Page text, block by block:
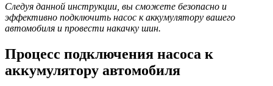
Следуя данной инструкции, вы сможете безопасно и
эффективно подключить насос к аккумулятору вашего
автомобиля и провести накачку шин.
Процесс подключения насоса к
аккумулятору автомобиля